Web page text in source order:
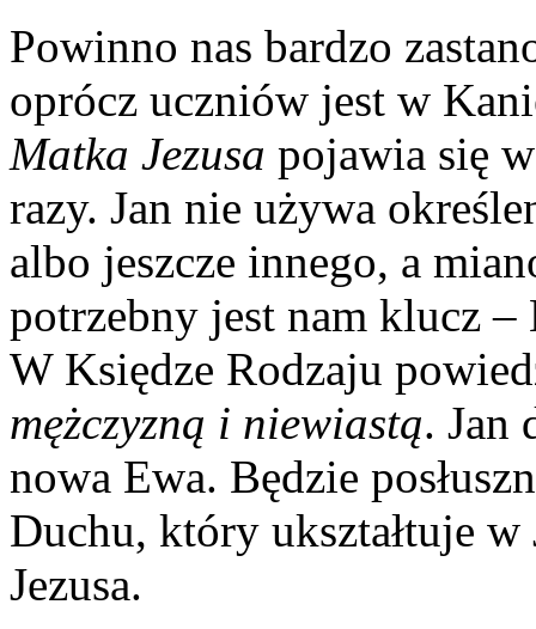
Powinno nas bardzo
oprócz uczniów jest w
Matka Jezusa pojawia się
razy. Jan nie używa
albo jeszcze innego, a
potrzebny jest nam klucz
W Księdze Rodzaju
mężczyzną i niewiastą. Jan
nowa Ewa. Będzie
Duchu, który ukształtuje w
Jezusa.